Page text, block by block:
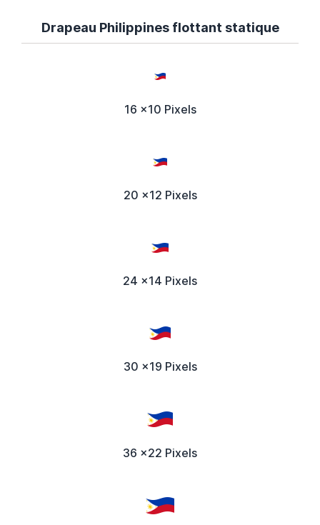
Drapeau Philippines flottant statique
16 x10 Pixels
20 x12 Pixels
24 x14 Pixels
30 x19 Pixels
36 x22 Pixels